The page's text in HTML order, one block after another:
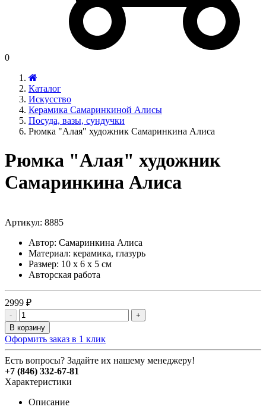
0
Каталог
Искусство
Керамика Самаринкиной Алисы
Посуда, вазы, сундучки
Рюмка "Алая" художник Самаринкина Алиса
Рюмка "Алая" художник
Самаринкина Алиса
Артикул: 8885
Автор: Самаринкина Алиса
Материал: керамика, глазурь
Размер: 10 х 6 х 5 см
Авторская работа
2999 ₽
-
+
В корзину
Оформить заказ в 1 клик
Есть вопросы? Задайте их нашему менеджеру!
+7 (846) 332-67-81
Характеристики
Описание